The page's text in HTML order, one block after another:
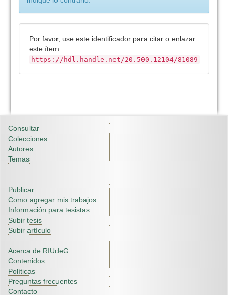
Por favor, use este identificador para citar o enlazar
este ítem:
https://hdl.handle.net/20.500.12104/81089
Consultar
Colecciones
Autores
Temas
Publicar
Como agregar mis trabajos
Información para tesistas
Subir tesis
Subir artículo
Acerca de RIUdeG
Contenidos
Políticas
Preguntas frecuentes
Contacto